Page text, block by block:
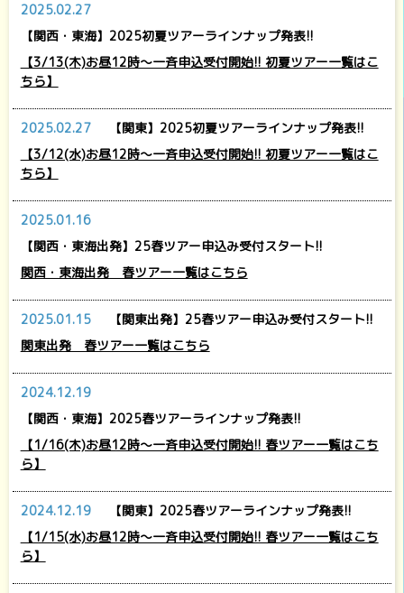
2025.02.27
【関西・東海】2025初夏ツアーラインナップ発表!!
【3/13(木)お昼12時～一斉申込受付開始!! 初夏ツアー一覧はこ
ちら】
2025.02.27
【関東】2025初夏ツアーラインナップ発表!!
【3/12(水)お昼12時～一斉申込受付開始!! 初夏ツアー一覧はこ
ちら】
2025.01.16
【関西・東海出発】25春ツアー申込み受付スタート!!
関西・東海出発 春ツアー一覧はこちら
2025.01.15
【関東出発】25春ツアー申込み受付スタート!!
関東出発 春ツアー一覧はこちら
2024.12.19
【関西・東海】2025春ツアーラインナップ発表!!
【1/16(木)お昼12時～一斉申込受付開始!! 春ツアー一覧はこち
ら】
2024.12.19
【関東】2025春ツアーラインナップ発表!!
【1/15(水)お昼12時～一斉申込受付開始!! 春ツアー一覧はこち
ら】